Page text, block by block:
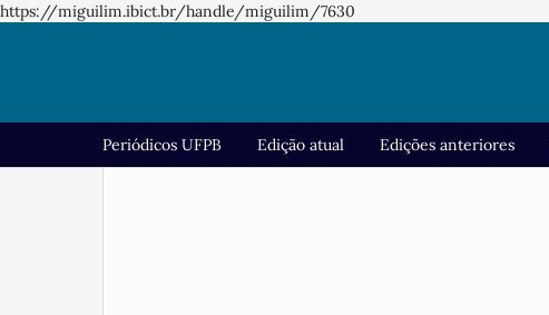
https://miguilim.ibict.br/handle/miguilim/7630
Periódicos UFPB Edição atual Edições anteriores